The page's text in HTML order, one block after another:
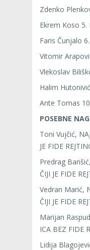
Zdenko
Ekrem Koso 5.
Faris Čunjalo
Vitomir
Vlekoslav
Halim
Ante Tomas
POSEBNE
Toni Vujčić,
JE FIDE
Predrag
ČIJI JE FIDE
Vedran Marić,
ČIJI JE FIDE
Marijan
ICA BEZ FIDE
Lidija